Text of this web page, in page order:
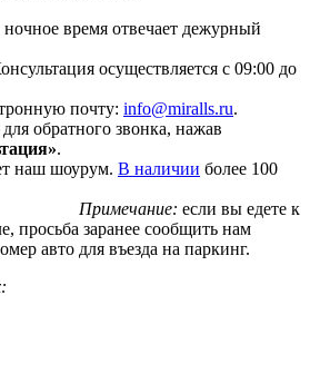
время отвечает дежурный
осуществляется с 09:00 до
почту: info@miralls.ru.
обратного звонка, нажав
.
наш шоурум. В наличии более 100
зеркал.
Примечание: если вы едете к
просьба заранее сообщить нам
авто для въезда на паркинг.